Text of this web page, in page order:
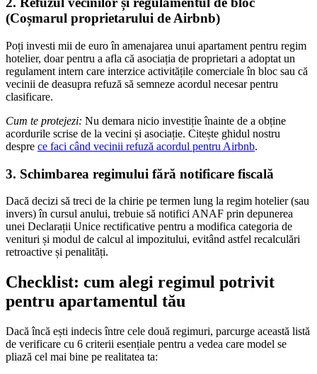
(Coșmarul proprietarului de Airbnb)
Poți investi mii de euro în amenajarea unui apartament pentru regim
hotelier, doar pentru a afla că asociația de proprietari a adoptat un
regulament intern care interzice activitățile comerciale în bloc sau că
vecinii de deasupra refuză să semneze acordul necesar pentru
clasificare.
Cum te protejezi: Nu demara nicio investiție înainte de a obține
acordurile scrise de la vecini și asociație. Citește ghidul nostru
despre ce faci când vecinii refuză acordul pentru Airbnb.
3. Schimbarea regimului fără notificare fiscală
Dacă decizi să treci de la chirie pe termen lung la regim hotelier (sau
invers) în cursul anului, trebuie să notifici ANAF prin depunerea
unei Declarații Unice rectificative pentru a modifica categoria de
venituri și modul de calcul al impozitului, evitând astfel recalculări
retroactive și penalități.
Checklist: cum alegi regimul potrivit
pentru apartamentul tău
Dacă încă ești indecis între cele două regimuri, parcurge această listă
de verificare cu 6 criterii esențiale pentru a vedea care model se
pliază cel mai bine pe realitatea ta: